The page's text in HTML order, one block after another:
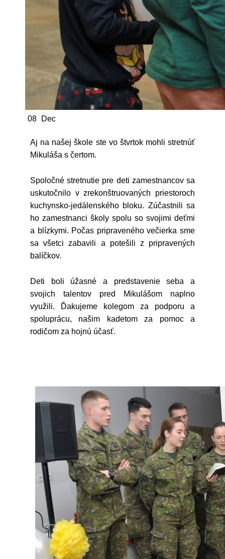
08 Dec
Aj na našej škole ste vo štvrtok mohli stretnúť
Mikuláša s čertom.
Spoločné stretnutie pre deti zamestnancov sa
uskutočnilo v zrekonštruovaných priestoroch
kuchynsko-jedálenského bloku. Zúčastnili sa
ho zamestnanci školy spolu so svojimi deťmi
a blízkymi. Počas pripraveného večierka sme
sa všetci zabavili a potešili z pripravených
balíčkov.
Deti boli úžasné a predstavenie seba a
svojich talentov pred Mikulášom naplno
využili. Ďakujeme kolegom za podporu a
spoluprácu, našim kadetom za pomoc a
rodičom za hojnú účasť.